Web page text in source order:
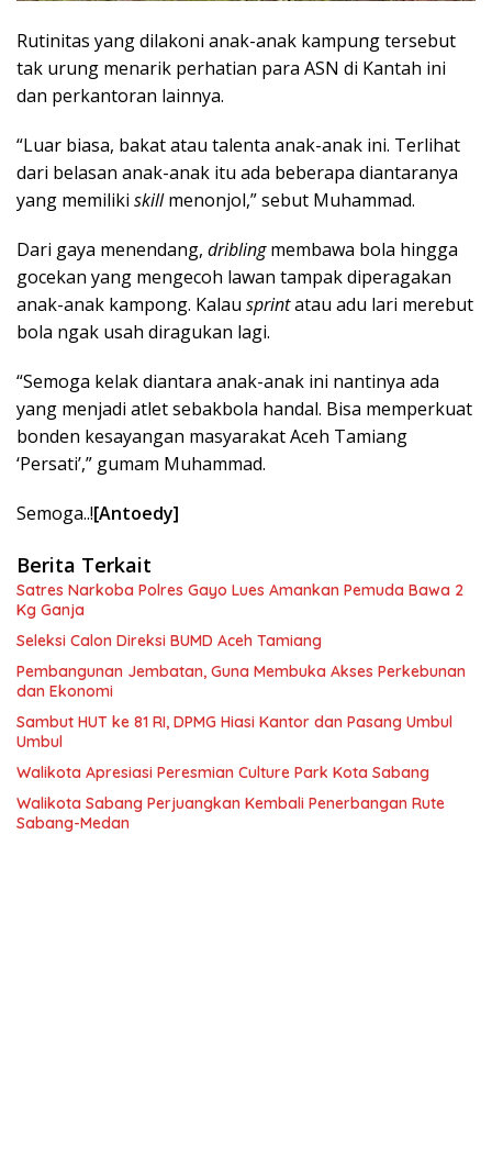
Rutinitas yang dilakoni anak-anak kampung tersebut
tak urung menarik perhatian para ASN di Kantah ini
dan perkantoran lainnya.
“Luar biasa, bakat atau talenta anak-anak ini. Terlihat
dari belasan anak-anak itu ada beberapa diantaranya
yang memiliki skillmenonjol,” sebut Muhammad.
Dari gaya menendang, driblingmembawa bola hingga
gocekan yang mengecoh lawan tampak diperagakan
anak-anak kampong. Kalau sprintatau adu lari merebut
bola ngak usah diragukan lagi.
“Semoga kelak diantara anak-anak ini nantinya ada
yang menjadi atlet sebakbola handal. Bisa memperkuat
bonden kesayangan masyarakat Aceh Tamiang
‘Persati’,” gumam Muhammad.
Semoga..![Antoedy]
Berita Terkait
Satres Narkoba Polres Gayo Lues Amankan Pemuda Bawa 2
Kg Ganja
Seleksi Calon Direksi BUMD Aceh Tamiang
Pembangunan Jembatan, Guna Membuka Akses Perkebunan
dan Ekonomi
Sambut HUT ke 81 RI, DPMG Hiasi Kantor dan Pasang Umbul
Umbul
Walikota Apresiasi Peresmian Culture Park Kota Sabang
Walikota Sabang Perjuangkan Kembali Penerbangan Rute
Sabang-Medan